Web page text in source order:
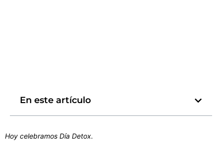
En este artículo
Hoy celebramos Día Detox.